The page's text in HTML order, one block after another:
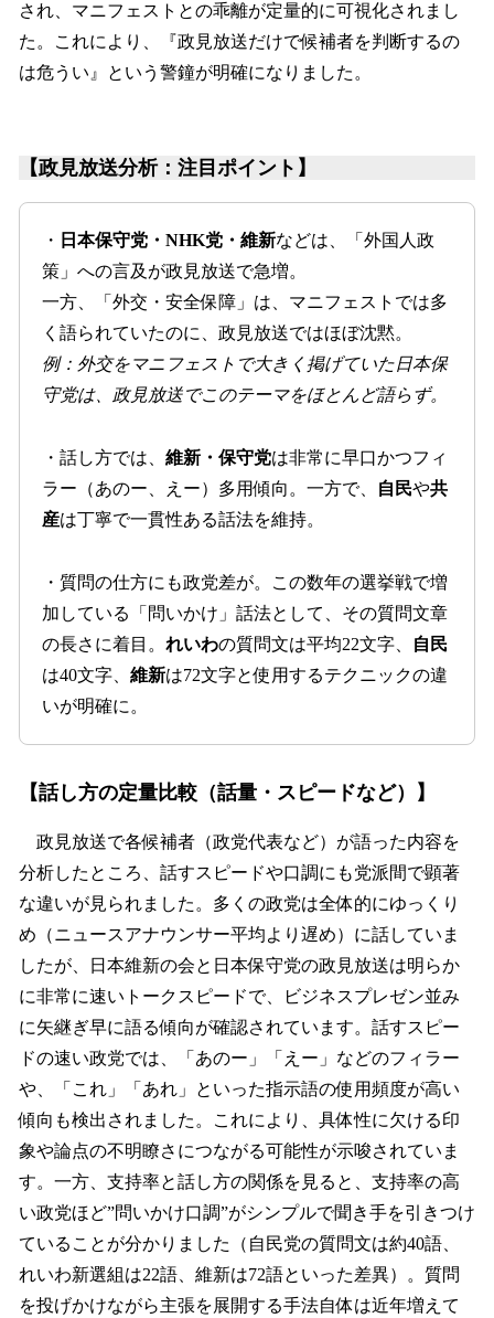
され、マニフェストとの乖離が定量的に可視化されまし
た。これにより、『政見放送だけで候補者を判断するの
は危うい』という警鐘が明確になりました。
【政見放送分析：注目ポイント】
・ 日本保守党・NHK党・維新などは、「外国人政
策」への言及が政見放送で急増。
一方、「外交・安全保障」は、マニフェストでは多
く語られていたのに、政見放送ではほぼ沈黙。
例：外交をマニフェストで大きく掲げていた日本保
守党は、政見放送でこのテーマをほとんど語らず。
・話し方では、 維新・保守党は非常に早口かつフィ
ラー（あのー、えー）多用傾向。一方で、
自民や共
産は丁寧で一貫性ある話法を維持。
・質問の仕方にも政党差が。この数年の選挙戦で増
加している「問いかけ」話法として、その質問文章
の長さに着目。 れいわの質問文は平均22文字、
自民
は40文字、 維新は72文字と使用するテクニックの違
いが明確に。
【話し方の定量比較（話量・スピードなど）】
政見放送で各候補者（政党代表など）が語った内容を
分析したところ、話すスピードや口調にも党派間で顕著
な違いが見られました。多くの政党は全体的にゆっくり
め（ニュースアナウンサー平均より遅め）に話していま
したが、日本維新の会と日本保守党の政見放送は明らか
に非常に速いトークスピードで、ビジネスプレゼン並み
に矢継ぎ早に語る傾向が確認されています。話すスピー
ドの速い政党では、「あのー」「えー」などのフィラー
や、「これ」「あれ」といった指示語の使用頻度が高い
傾向も検出されました。これにより、具体性に欠ける印
象や論点の不明瞭さにつながる可能性が示唆されていま
す。一方、支持率と話し方の関係を見ると、支持率の高
い政党ほど”問いかけ口調”がシンプルで聞き手を引きつけ
ていることが分かりました（自民党の質問文は約40語、
れいわ新選組は22語、維新は72語といった差異）。質問
を投げかけながら主張を展開する手法自体は近年増えて